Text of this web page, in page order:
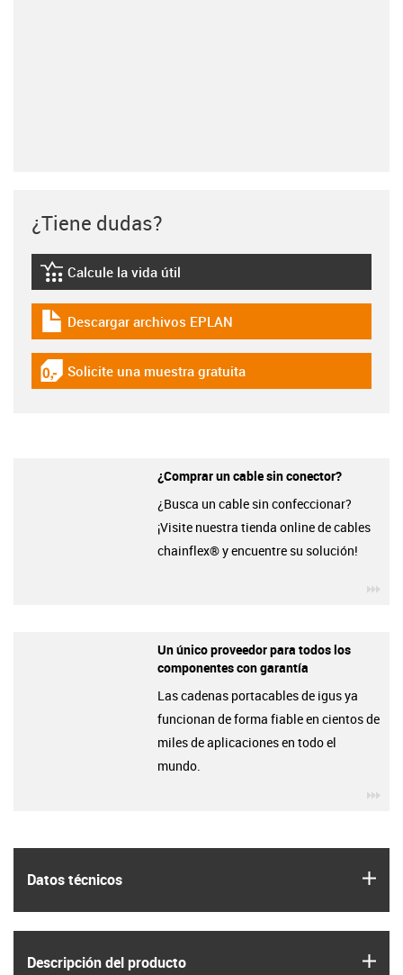
Datos técnicos
Descripción del producto
¿Tiene dudas?
igus-icon-lebensdauerrechner
Calcule la vida útil
igus-icon-download-plan
Descargar archivos EPLAN
igus-icon-gratismuster
Solicite una muestra gratuita
¿Comprar un cable sin conector?
¿Busca un cable sin confeccionar?
¡Visite nuestra tienda online de cables
chainflex® y encuentre su solución!
Un único proveedor para todos los
componentes con garantía
Las cadenas portacables de igus ya
funcionan de forma fiable en cientos de
miles de aplicaciones en todo el
mundo.